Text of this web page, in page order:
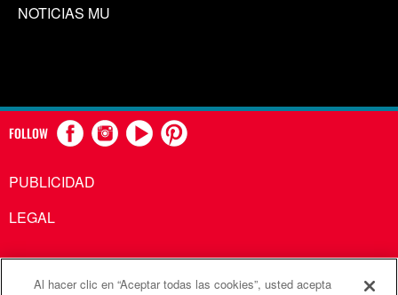
NOTICIAS MU
FOLLOW
PUBLICIDAD
LEGAL
Al hacer clic en “Aceptar todas las cookies”, usted acepta